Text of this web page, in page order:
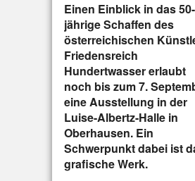
Einen Einblick in das 50-
jährige Schaffen des
österreichischen
Friedensreich
Hundertwasser erlaubt
noch bis zum 7.
eine Ausstellung in der
Luise-Albertz-Halle in
Oberhausen. Ein
Schwerpunkt dabei ist
grafische Werk.